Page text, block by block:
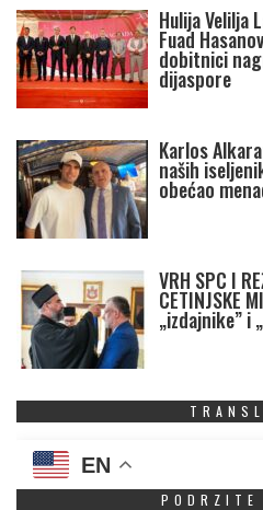
Hulija Velilja
Fuad
dobitnici
dijaspore
Karlos
naših
obećao
VRH SPC I
CETINJSKE
„izdajnike” i
EN
PODRZITE